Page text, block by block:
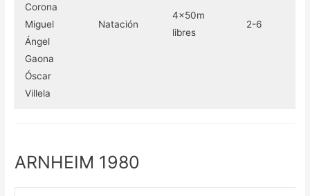
Corona
Miguel
Ángel
Gaona
Óscar
Villela
Natación
4×50m
libres
2-6
ARNHEIM 1980